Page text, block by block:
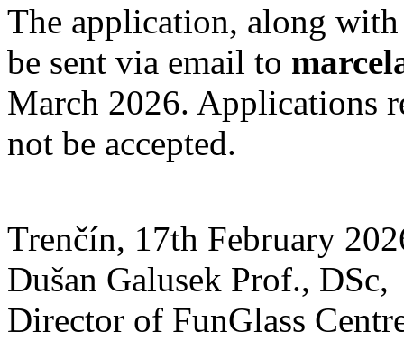
The application, along
be sent via email to
March 2026. Applications
not be accepted.
Trenčín, 17th February
Dušan Galusek Prof., DSc,
Director of FunGlass